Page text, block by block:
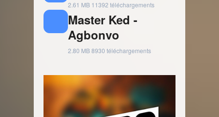
2.61 MB 11392 téléchargements
Master Ked -
Agbonvo
2.80 MB8930 téléchargements